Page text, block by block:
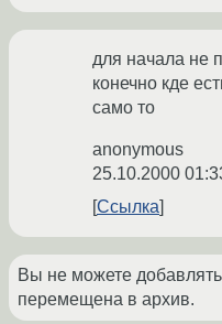
для начала не
конечно кде
само то
anonymous
25.10.2000
Ссылка
Вы не можете
перемещена в архив.